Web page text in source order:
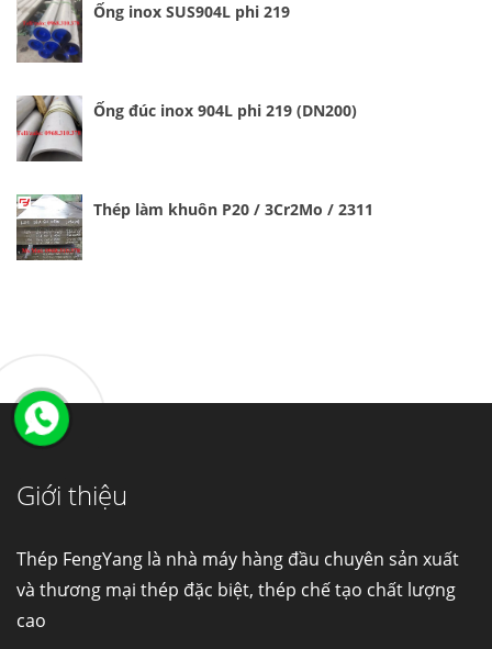
Ống inox SUS904L phi 219
Ống đúc inox 904L phi 219 (DN200)
Thép làm khuôn P20 / 3Cr2Mo / 2311
Giới thiệu
Thép FengYang là nhà máy hàng đầu chuyên sản xuất
và thương mại thép đặc biệt, thép chế tạo chất lượng
cao
Ống đúc kéo nguội là gì? Ống...